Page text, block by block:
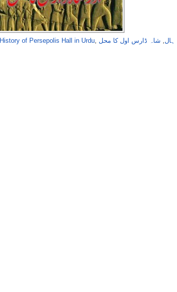
History of Persepolis Hall in Urdu, , شاہ ڈارس اول کا محل